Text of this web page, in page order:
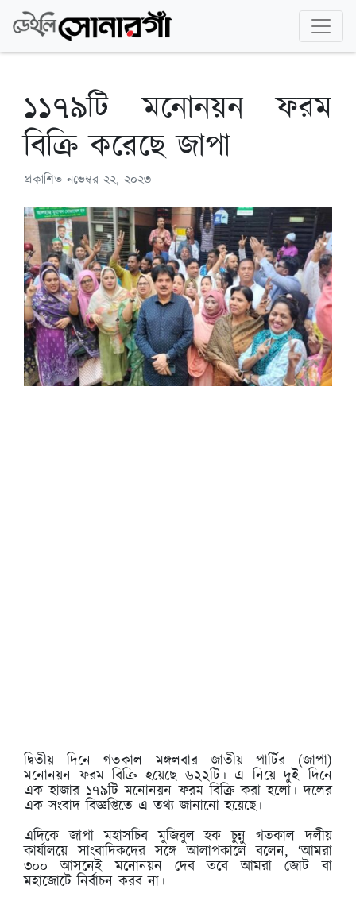
১১৭৯টি মনোনয়ন ফরম
বিক্রি করেছে জাপা
প্রকাশিতনভেম্বর ২২, ২০২৩
দ্বিতীয় দিনে গতকাল মঙ্গলবার জাতীয় পার্টির (জাপা)
মনোনয়ন ফরম বিক্রি হয়েছে ৬২২টি। এ নিয়ে দুই দিনে
এক হাজার ১৭৯টি মনোনয়ন ফরম বিক্রি করা হলো। দলের
এক সংবাদ বিজ্ঞপ্তিতে এ তথ্য জানানো হয়েছে।
এদিকে জাপা মহাসচিব মুজিবুল হক চুন্নু গতকাল দলীয়
কার্যালয়ে সাংবাদিকদের সঙ্গে আলাপকালে বলেন, ‘আমরা
৩০০ আসনেই মনোনয়ন দেব তবে আমরা জোট বা
মহাজোটে নির্বাচন করব না।